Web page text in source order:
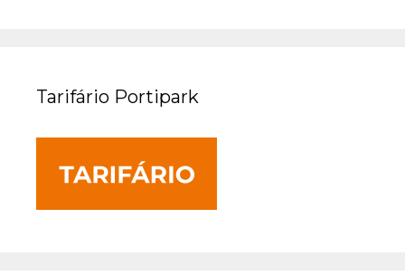
Tarifário Portipark